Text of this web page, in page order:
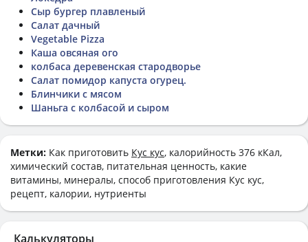
Сыр бургер плавленый
Салат дачный
Vegetable Pizza
Каша овсяная ого
колбаса деревенская стародворье
Салат помидор капуста огурец.
Блинчики с мясом
Шаньга с колбасой и сыром
Метки: Как приготовить Кус кус, калорийность 376 кКал,
химический состав, питательная ценность, какие
витамины, минералы, способ приготовления Кус кус,
рецепт, калории, нутриенты
Калькуляторы